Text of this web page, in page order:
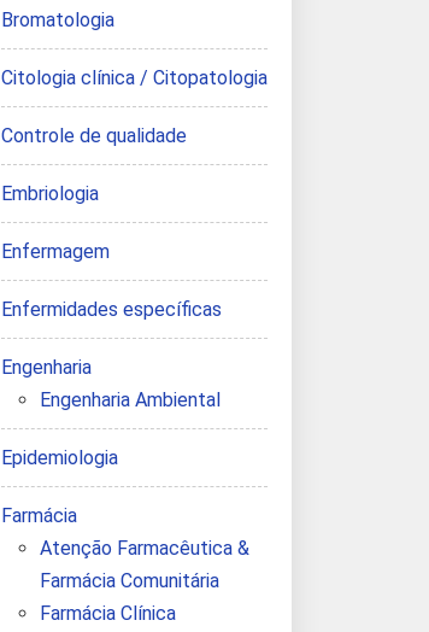
Bromatologia
Citologia clínica / Citopatologia
Controle de qualidade
Embriologia
Enfermagem
Enfermidades específicas
Engenharia
Engenharia Ambiental
Epidemiologia
Farmácia
Atenção Farmacêutica &
Farmácia Comunitária
Farmácia Clínica